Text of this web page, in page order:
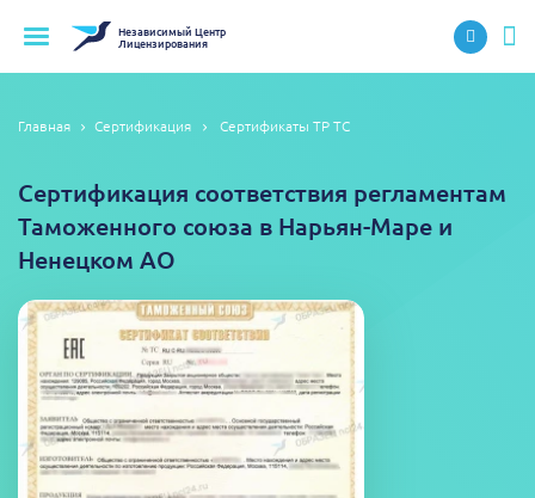
НезависимыйЦентр
Лицензирования
Главная Сертификация Сертификаты ТР ТС
Сертификация соответствия регламентам
Таможенного союза в Нарьян-Маре и
Ненецком АО